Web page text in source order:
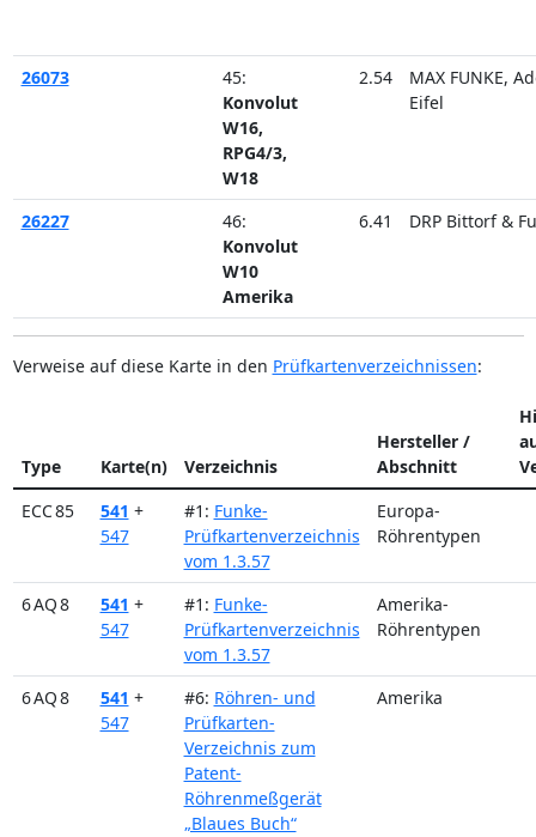
26073
45:
Konvolut
W16,
RPG4/3,
W18
2.54
MAX FUNKE,
Eifel
26227
46:
Konvolut
W10
Amerika
6.41 DRP Bittorf &
Verweise auf diese Karte in den Prüfkartenverzeichnissen:
Type Karte(n) Verzeichnis
Hersteller /
Abschnitt
ECC 85
541 +
547
#1: Funke-
Prüfkartenverzeichnis
vom 1.3.57
Europa-
Röhrentypen
6 AQ 8 541 +
547
#1: Funke-
Prüfkartenverzeichnis
vom 1.3.57
Amerika-
Röhrentypen
6 AQ 8 541 +
547
#6: Röhren- und
Prüfkarten-
Verzeichnis zum
Patent-
Röhrenmeßgerät
„Blaues Buch“
Amerika